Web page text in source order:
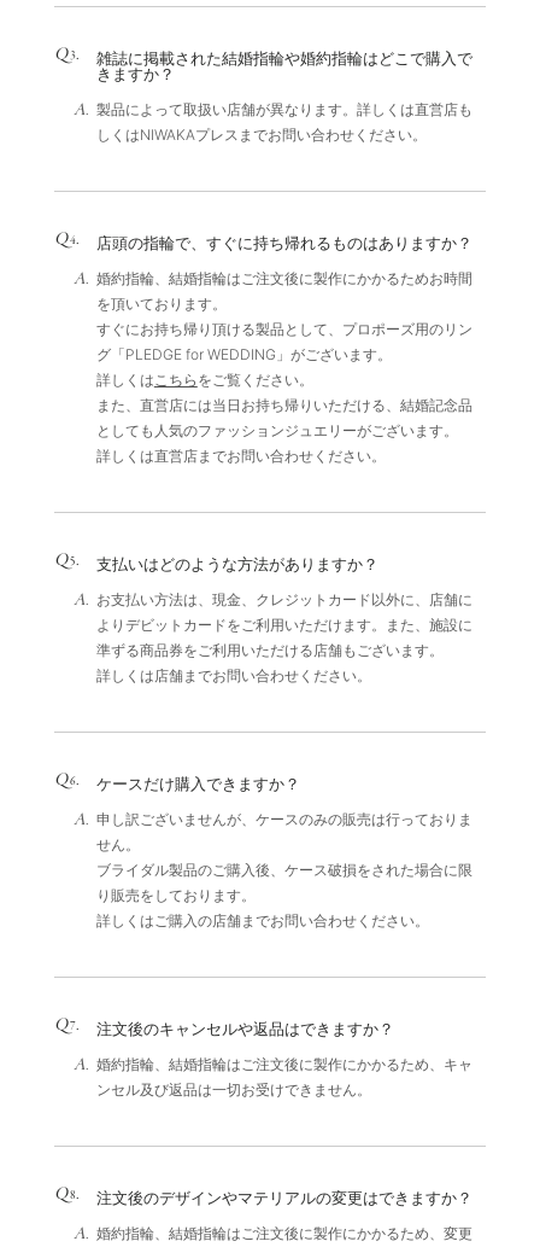
Q3.
雑誌に掲載された結婚指輪や婚約指輪はどこで購入で
きますか？
A. 製品によって取扱い店舗が異なります。詳しくは直営店も
しくはNIWAKAプレスまでお問い合わせください。
Q4. 店頭の指輪で、すぐに持ち帰れるものはありますか？
A. 婚約指輪、結婚指輪はご注文後に製作にかかるためお時間
を頂いております。
すぐにお持ち帰り頂ける製品として、プロポーズ用のリン
グ「PLEDGE for WEDDING」がございます。
詳しくはこちら をご覧ください。
また、直営店には当日お持ち帰りいただける、結婚記念品
としても人気のファッションジュエリーがございます。
詳しくは直営店までお問い合わせください。
Q5. 支払いはどのような方法がありますか？
A. お支払い方法は、現金、クレジットカード以外に、店舗に
よりデビットカードをご利用いただけます。また、施設に
準ずる商品券をご利用いただける店舗もございます。
詳しくは店舗までお問い合わせください。
Q6. ケースだけ購入できますか？
A. 申し訳ございませんが、ケースのみの販売は行っておりま
せん。
ブライダル製品のご購入後、ケース破損をされた場合に限
り販売をしております。
詳しくはご購入の店舗までお問い合わせください。
Q7. 注文後のキャンセルや返品はできますか？
A. 婚約指輪、結婚指輪はご注文後に製作にかかるため、キャ
ンセル及び返品は一切お受けできません。
Q8. 注文後のデザインやマテリアルの変更はできますか？
A. 婚約指輪、結婚指輪はご注文後に製作にかかるため、変更